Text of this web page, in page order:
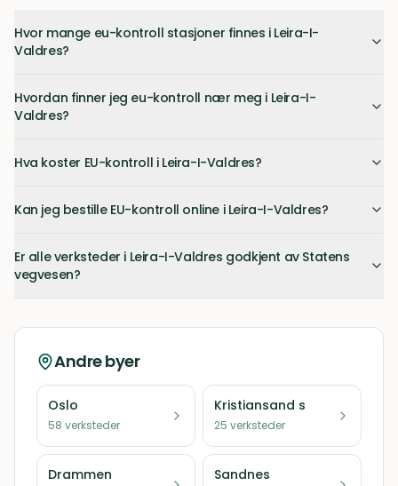
Hvor mange eu-kontroll stasjoner finnes i Leira-I-
Valdres?
Hvordan finner jeg eu-kontroll nær meg i Leira-I-
Valdres?
Hva koster EU-kontroll i Leira-I-Valdres?
Kan jeg bestille EU-kontroll online i Leira-I-Valdres?
Er alle verksteder i Leira-I-Valdres godkjent av Statens
vegvesen?
Andre byer
Oslo
58 verksteder
Kristiansand s
25 verksteder
Drammen Sandnes